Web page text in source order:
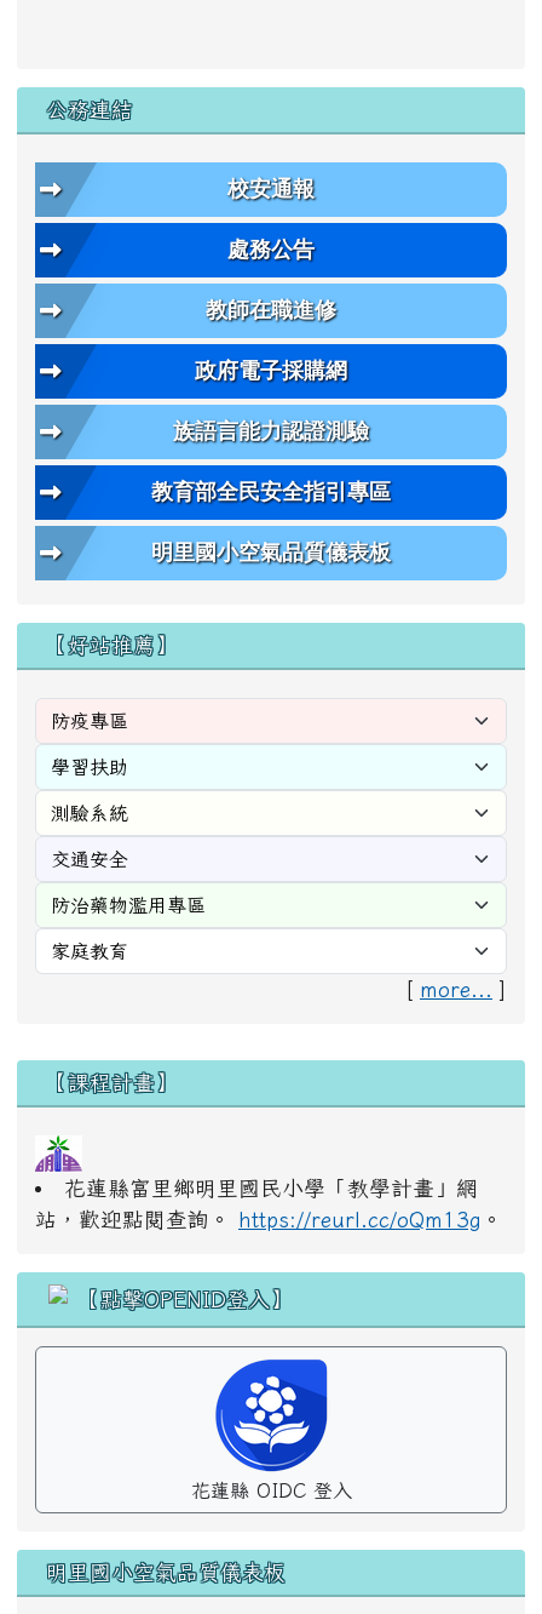
公務連結
校安通報
處務公告
教師在職進修
政府電子採購網
族語言能力認證測驗
教育部全民安全指引專區
明里國小空氣品質儀表板
【好站推薦】
[ more...
右邊區域內容
【課程計畫】
花蓮縣富里鄉明里國民小學「教學計畫」網
站，歡迎點閱查詢。
https://reurl.cc/oQm13g 。
花蓮縣 OIDC 登入
明里國小空氣品質儀表板